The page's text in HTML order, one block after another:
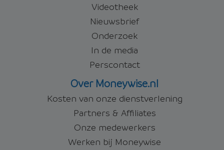
Videotheek
Nieuwsbrief
Onderzoek
In de media
Perscontact
Over Moneywise.nl
Kosten van onze dienstverlening
Partners & Affiliates
Onze medewerkers
Werken bij Moneywise